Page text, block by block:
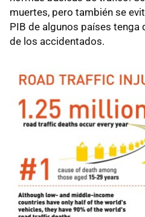
muertes, pero también se
PIB de algunos países tenga
de los accidentados.